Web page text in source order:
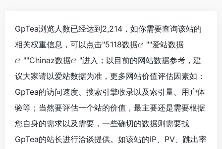
GpTea浏览人数已经达到2,214，如你需要查询该站的
相关权重信息，可以点击"5118数据 ""爱站数据
""Chinaz数据
"进入；以目前的网站数据参考，建
议大家请以爱站数据为准，更多网站价值评估因素如：
GpTea的访问速度、搜索引擎收录以及索引量、用户体
验等；当然要评估一个站的价值，最主要还是需要根据
您自身的需求以及需要，一些确切的数据则需要找
GpTea的站长进行洽谈提供。如该站的IP、PV、跳出率